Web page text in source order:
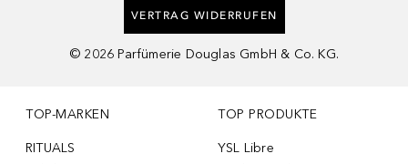
VERTRAG WIDERRUFEN
© 2026 Parfümerie Douglas GmbH & Co. KG.
TOP-MARKEN
RITUALS
TOP PRODUKTE
YSL Libre